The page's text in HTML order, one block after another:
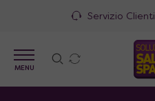
Servizio Clienti
MENU